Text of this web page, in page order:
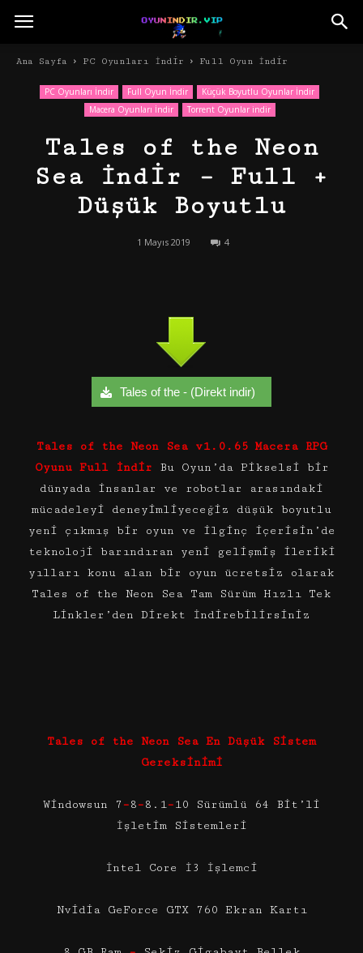
Ana Sayfa PC Oyunları İndir Full Oyun İndir
PC Oyunları İndir Full Oyun İndir
Küçük Boyutlu Oyunlar İndir
Macera Oyunları İndir
Torrent Oyunlar indir
Tales of the Neon
Sea İndir – Full +
Düşük Boyutlu
1 Mayıs 2019 4
Tales of the - (Direkt indir)
Tales of the Neon Sea v1.0.65 Macera RPG
Oyunu Full İndir Bu Oyun’da Pikselsi bir
dünyada insanlar ve robotlar arasındaki
mücadeleyi deneyimliyeceğiz düşük boyutlu
yeni çıkmış bir oyun ve ilginç içerisin’de
teknoloji barındıran yeni gelişmiş ileriki
yılları konu alan bir oyun ücretsiz olarak
Tales of the Neon Sea Tam Sürüm Hızlı Tek
Linkler’den Direkt İndirebilirsiniz
Tales of the Neon Sea En Düşük Sistem
Gereksinimi
Windowsun 7–8–8.1–10 Sürümlü 64 Bit’li
İşletim Sistemleri
İntel Core İ3 İşlemci
Nvidia GeForce GTX 760 Ekran Kartı